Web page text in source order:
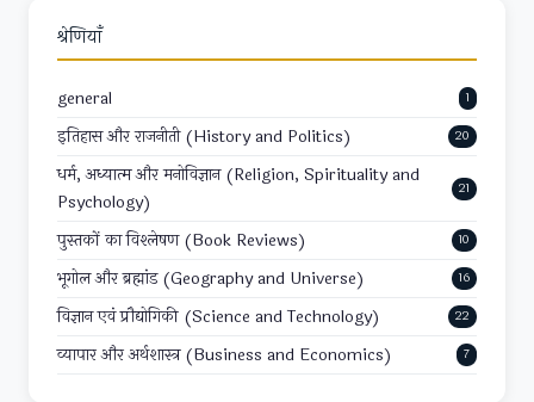
श्रेणियाँ
general 1
इतिहास और राजनीती (History and Politics) 20
धर्म, अध्यात्म और मनोविज्ञान (Religion, Spirituality and
Psychology)
21
पुस्तकों का विश्लेषण (Book Reviews) 10
भूगोल और ब्रह्मांड (Geography and Universe) 16
विज्ञान एवं प्रौद्योगिकी (Science and Technology) 22
व्यापार और अर्थशास्त्र (Business and Economics) 7